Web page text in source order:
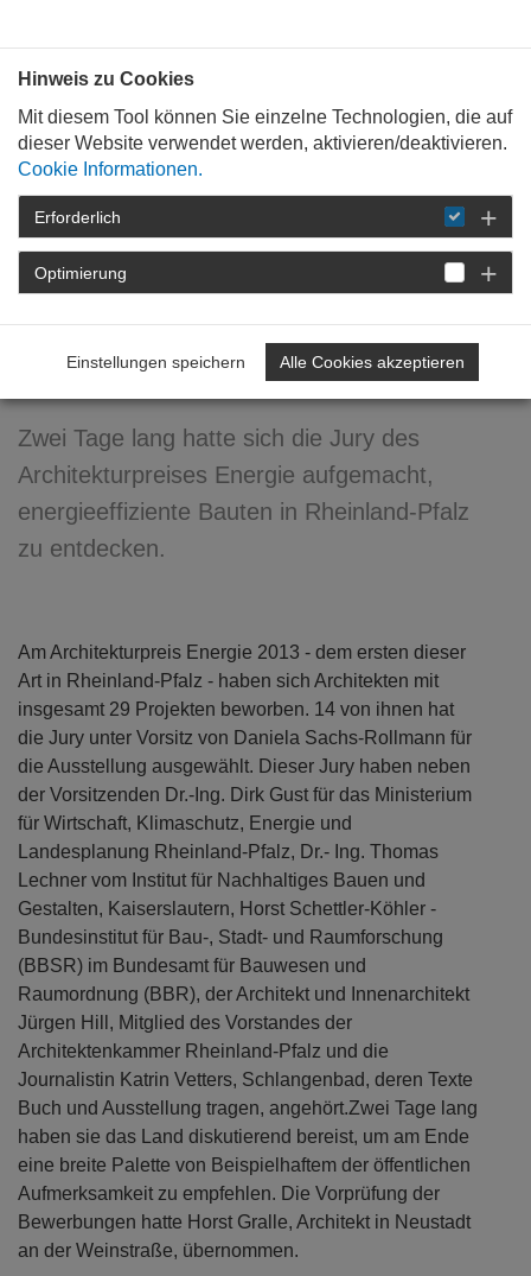
STARTSEITE DETAIL
Auf der Suche nach
Energieeffizienz
Zwei Tage lang hatte sich die Jury des
Architekturpreises Energie aufgemacht,
energieeffiziente Bauten in Rheinland-Pfalz
zu entdecken.
Am Architekturpreis Energie 2013 - dem ersten dieser
Art in Rheinland-Pfalz - haben sich Architekten mit
insgesamt 29 Projekten beworben. 14 von ihnen hat
die Jury unter Vorsitz von Daniela Sachs-Rollmann für
die Ausstellung ausgewählt. Dieser Jury haben neben
der Vorsitzenden Dr.-Ing. Dirk Gust für das Ministerium
für Wirtschaft, Klimaschutz, Energie und
Landesplanung Rheinland-Pfalz, Dr.- Ing. Thomas
Lechner vom Institut für Nachhaltiges Bauen und
Gestalten, Kaiserslautern, Horst Schettler-Köhler -
Bundesinstitut für Bau-, Stadt- und Raumforschung
(BBSR) im Bundesamt für Bauwesen und
Raumordnung (BBR), der Architekt und Innenarchitekt
Jürgen Hill, Mitglied des Vorstandes der
Architektenkammer Rheinland-Pfalz und die
Journalistin Katrin Vetters, Schlangenbad, deren Texte
Buch und Ausstellung tragen, angehört.Zwei Tage lang
haben sie das Land diskutierend bereist, um am Ende
eine breite Palette von Beispielhaftem der öffentlichen
Aufmerksamkeit zu empfehlen. Die Vorprüfung der
Bewerbungen hatte Horst Gralle, Architekt in Neustadt
an der Weinstraße, übernommen.
Hinweis zu Cookies
Mit diesem Tool können Sie einzelne Technologien, die auf
dieser Website verwendet werden, aktivieren/deaktivieren.
Cookie Informationen.
Erforderlich
Optimierung
Einstellungen speichern Alle Cookies akzeptieren